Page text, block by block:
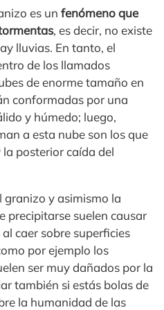
es un fenómeno que
, es decir, no existe
lluvias. En tanto, el
de los llamados
de enorme tamaño en
conformadas por una
y húmedo; luego,
a esta nube son los que
posterior caída del
granizo y asimismo la
precipitarse suelen causar
caer sobre superficies
por ejemplo los
ser muy dañados por la
también si estás bolas de
la humanidad de las